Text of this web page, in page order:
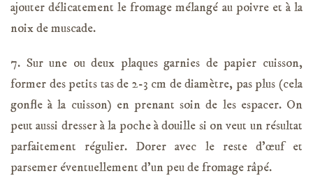
ajouter délicatement le fromage mélangé au poivre et à la
noix de muscade.
7. Sur une ou deux plaques garnies de papier cuisson,
former des petits tas de 2-3 cm de diamètre, pas plus (cela
gonfle à la cuisson) en prenant soin de les espacer. On
peut aussi dresser à la poche à douille si on veut un résultat
parfaitement régulier. Dorer avec le reste d’œuf et
parsemer éventuellement d’un peu de fromage râpé.